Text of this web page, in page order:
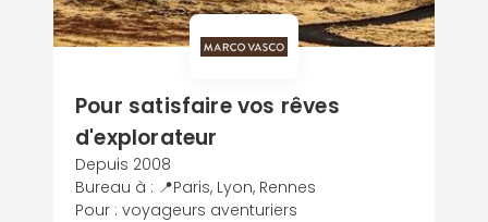
Pour satisfaire vos rêves
d'explorateur
Depuis 2008
Bureau à : 📍Paris, Lyon, Rennes
Pour : voyageurs aventuriers